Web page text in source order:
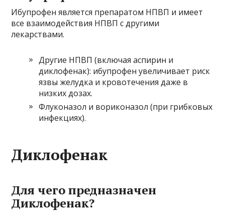
Ибупрофен является препаратом НПВП и имеет
все взаимодействия НПВП с другими
лекарствами.
Другие НПВП (включая аспирин и
диклофенак): ибупрофен увеличивает риск
язвы желудка и кровотечения даже в
низких дозах.
Флуконазол и вориконазол (при грибковых
инфекциях).
Диклофенак
Для чего предназначен
Диклофенак?